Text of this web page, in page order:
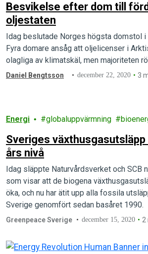
Besvikelse efter dom till
oljestaten
Idag beslutade Norges högsta domstol
Fyra domare ansåg att oljelicenser i
olagliga av klimatskäl, men majoriteten
Daniel Bengtsson december 22, 2020 3
Energi globaluppvärmning
Sveriges växthusgasutsläpp
års nivå
Idag släppte Naturvårdsverket och
som visar att de biogena
öka, och nu har ätit upp alla fossila
Sverige genomfört sedan basåret 1990.
Greenpeace Sverige december 15, 2020 2